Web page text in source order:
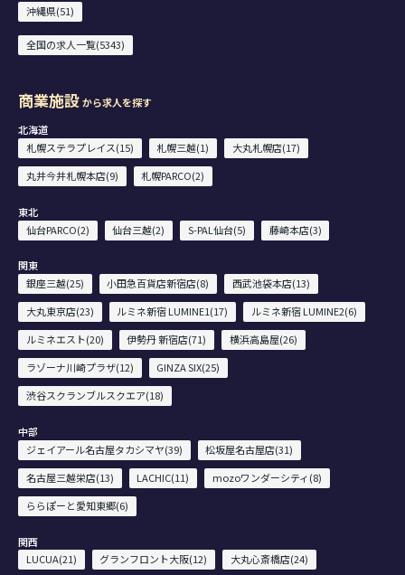
沖縄県(51)
全国の求人一覧(5343)
商業施設から求人を探す
北海道
札幌ステラプレイス(15)
札幌三越(1)
大丸札幌店(17)
丸井今井札幌本店(9)
札幌PARCO(2)
東北
仙台PARCO(2)
仙台三越(2) S-PAL仙台(5) 藤崎本店(3)
関東
銀座三越(25)
小田急百貨店新宿店(8)
西武池袋本店(13)
大丸東京店(23)
ルミネ新宿 LUMINE1(17)
ルミネ新宿 LUMINE2(6)
ルミネエスト(20)
伊勢丹 新宿店(71)
横浜高島屋(26)
ラゾーナ川崎プラザ(12)
GINZA SIX(25)
渋谷スクランブルスクエア(18)
中部
ジェイアール名古屋タカシマヤ(39)
松坂屋名古屋店(31)
名古屋三越栄店(13)
LACHIC(11)
mozoワンダーシティ(8)
ららぽーと愛知東郷(6)
関西
LUCUA(21)
グランフロント大阪(12)
大丸心斎橋店(24)